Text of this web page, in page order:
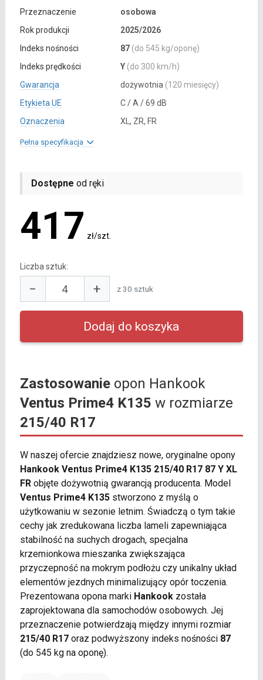
Przeznaczenie
osobowa
Rok produkcji
2025/2026
Indeks nośności
87 (do 545 kg/oponę)
Indeks prędkości
Y (do 300 km/h)
Gwarancja
dożywotnia (120 miesięcy)
Etykieta UE
C / A / 69 dB
Oznaczenia
XL, ZR, FR
Pełna specyfikacja
Dostępne od ręki
417 zł/szt.
Liczba sztuk:
− + z 30 sztuk
Zastosowanieopon Hankook
Ventus Prime4 K135 w rozmiarze
215/40 R17
W naszej ofercie znajdziesz nowe, oryginalne opony
Hankook Ventus Prime4 K135 215/40 R17 87 Y XL
FRobjęte dożywotnią gwarancją producenta. Model
Ventus Prime4 K135stworzono z myślą o
użytkowaniu w sezonie letnim. Świadczą o tym takie
cechy jak zredukowana liczba lameli zapewniająca
stabilność na suchych drogach, specjalna
krzemionkowa mieszanka zwiększająca
przyczepność na mokrym podłożu czy unikalny układ
elementów jezdnych minimalizujący opór toczenia.
Prezentowana opona marki Hankookzostała
zaprojektowana dla samochodów osobowych. Jej
przeznaczenie potwierdzają między innymi rozmiar
215/40 R17oraz podwyższony indeks nośności 87
(do 545 kg na oponę).